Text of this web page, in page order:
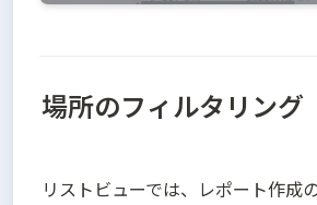
場所のフィルタリング
リストビューでは、レポート作成